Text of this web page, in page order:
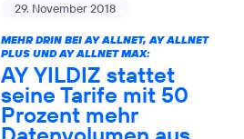
29. November 2018
MEHR DRIN BEI AY ALLNET, AY ALLNET
PLUS UND AY ALLNET MAX:
AY YILDIZ stattet
seine Tarife mit 50
Prozent mehr